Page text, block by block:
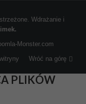
Wdrażanie i
Monster.com
Wróć na górę
PLIKÓW